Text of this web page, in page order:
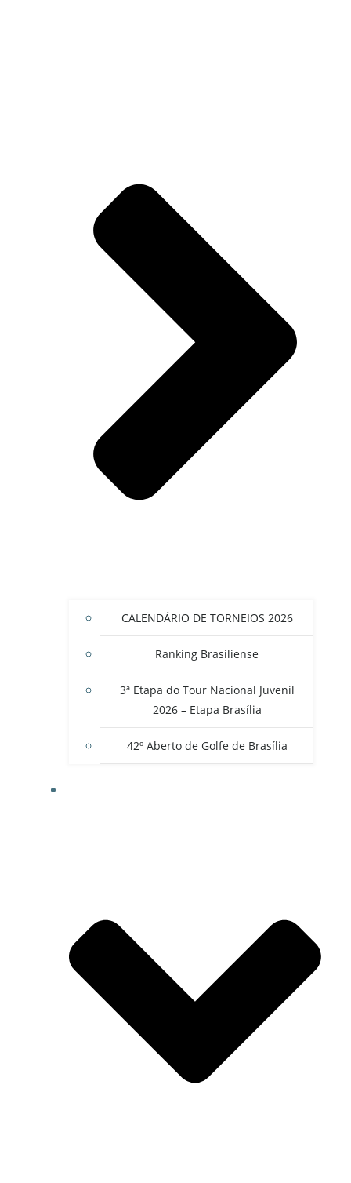
CALENDÁRIO DE TORNEIOS 2026
Ranking Brasiliense
3ª Etapa do Tour Nacional Juvenil
2026 – Etapa Brasília
42º Aberto de Golfe de Brasília